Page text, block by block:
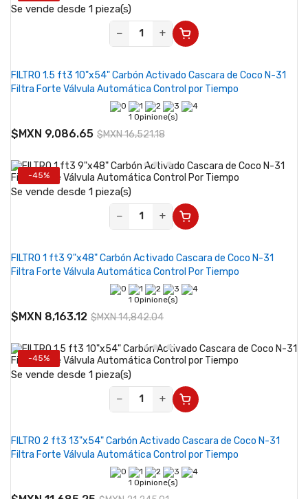
Se vende desde 1 pieza(s)
−
+
FILTRO 1.5 ft3 10"x54" Carbón Activado Cascara de Coco N-31
Filtra Forte Válvula Automática Control por Tiempo
1 Opinione(s)
$MXN 9,086.65 $MXN 16,521.18
-45%
Se vende desde 1 pieza(s)
−
+
FILTRO 1 ft3 9"x48" Carbón Activado Cascara de Coco N-31
Filtra Forte Válvula Automática Control Por Tiempo
1 Opinione(s)
$MXN 8,163.12 $MXN 14,842.04
-45%
Se vende desde 1 pieza(s)
−
+
FILTRO 2 ft3 13"x54" Carbón Activado Cascara de Coco N-31
Filtra Forte Válvula Automática Control por Tiempo
1 Opinione(s)